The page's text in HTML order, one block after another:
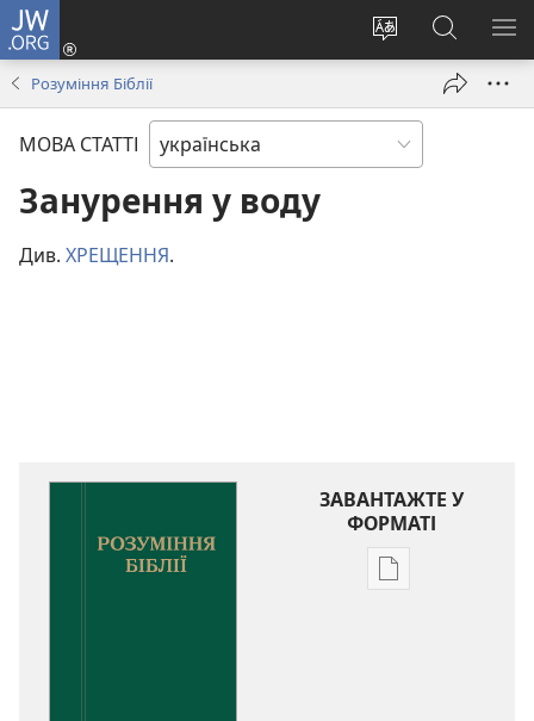
JW.ORG
Змінити
Увійти
(відкривається
вікні)
Пошук
на
сайті
Розуміння Біблії
МОВА СТАТТІ
Занурення у воду
Див. ХРЕЩЕННЯ.
ЗАВАНТАЖТЕ У
ФОРМАТІ
Параметри